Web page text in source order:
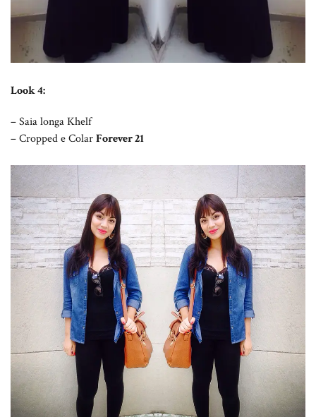
Look 4:
– Saia longa Khelf
– Cropped e ColarForever 21